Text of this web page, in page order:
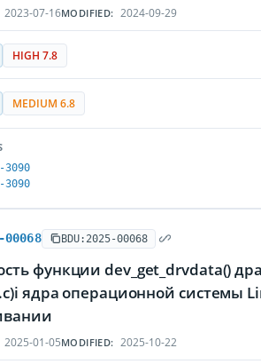
2023-07-16MODIFIED: 2024-09-29
HIGH 7.8
MEDIUM 6.8
3090
3090
00068 BDU:2025-00068
функции dev_get_drvdata()
ядра операционной системы
2025-01-05MODIFIED: 2025-10-22